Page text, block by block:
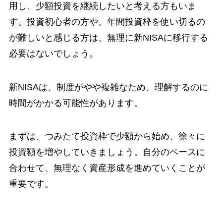
用し、少額投資を継続したいと考える方もいま
す。投資初心者の方や、年間投資枠を使い切るの
が難しいと感じる方は、無理に新NISAに移行する
必要はないでしょう。
新NISAは、制度がやや複雑なため、理解するのに
時間がかかる可能性があります。
まずは、つみたて投資枠で少額から始め、徐々に
投資額を増やしていきましょう。自分のペースに
合わせて、無理なく資産形成を進めていくことが
重要です。